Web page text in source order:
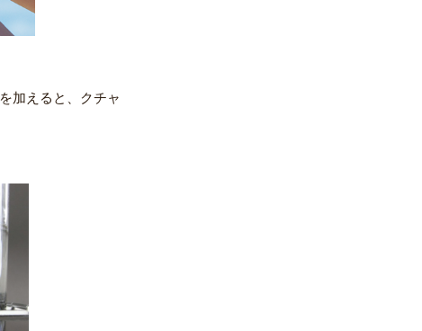
を加えると、クチャ